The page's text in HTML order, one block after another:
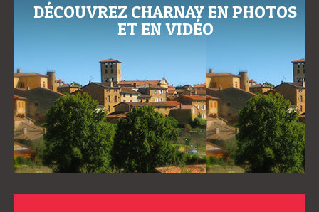
DÉCOUVREZ CHARNAY EN PHOTOS
ET EN VIDÉO